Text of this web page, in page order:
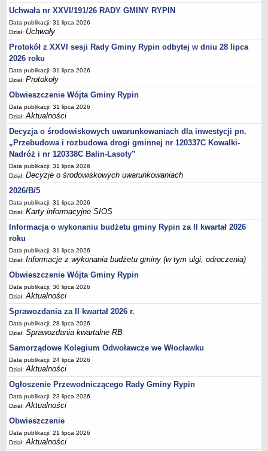
Sygnaliści
Galeria
Raporty o stanie dostępności
Wnioski
Struktura organizacyjna
Rada gminy
Wójt
Urząd gminy
Jednostki organizacyjne, GOPS, Instytucja kultury, OSP
Jednostki pomocnicze - sołectwa
Plan pracy komisji rewizyjnej
Sesje Rady Gminy Rypin
PRAWO LOKALNE
Statut
Strategia rozwoju
Projekty uchwał
Protokoły
Imienne wykazy głosowań radnych
Postać dokumentów
Akty Prawne, Dzienniki Ustaw, Monitory Polskie
Prawo miejscowe
Zarządzenia
Studium uwarunkowań i kierunków zagospodarowania
przestrzennego
Dane przestrzenne - MPZP
Stałe obwody głosowania, numery, granice oraz siedziby
obwodowych komisji wyborczych, opis granic okręgów wyborczych
Plan ogólny gminy Rypin
Uchwała nr XXVI/191/26 RADY GMINY RYPIN
Data publikacji: 31 lipca 2026
Dział: Uchwały
Protokół z XXVI sesji Rady Gminy Rypin odbytej w dniu 28 lipca
2026 roku
Data publikacji: 31 lipca 2026
Dział:Protokoły
Obwieszczenie Wójta Gminy Rypin
Data publikacji: 31 lipca 2026
Dział:Aktualności
Decyzja o środowiskowych uwarunkowaniach dla inwestycji pn.
„Przebudowa i rozbudowa drogi gminnej nr 120337C Kowalki-
Nadróż i nr 120338C Balin-Lasoty”
Data publikacji: 31 lipca 2026
Dział:Decyzje o środowiskowych uwarunkowaniach
2026/B/5
Data publikacji: 31 lipca 2026
Dział:Karty informacyjne SIOS
Informacja o wykonaniu budżetu gminy Rypin za II kwartał 2026
roku
Data publikacji: 31 lipca 2026
Dział:Informacje z wykonania budżetu gminy (w tym ulgi, odroczenia)
Obwieszczenie Wójta Gminy Rypin
Data publikacji: 30 lipca 2026
Dział:Aktualności
Sprawozdania za II kwartał 2026 r.
Data publikacji: 28 lipca 2026
Dział:Sprawozdania kwartalne RB
Samorządowe Kolegium Odwoławcze we Włocławku
Data publikacji: 24 lipca 2026
Dział:Aktualności
Ogłoszenie Przewodniczącego Rady Gminy Rypin
Data publikacji: 23 lipca 2026
Dział:Aktualności
Obwieszczenie
Data publikacji: 21 lipca 2026
Dział:Aktualności